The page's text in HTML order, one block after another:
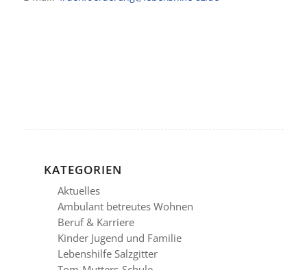
KATEGORIEN
Aktuelles
Ambulant betreutes Wohnen
Beruf & Karriere
Kinder Jugend und Familie
Lebenshilfe Salzgitter